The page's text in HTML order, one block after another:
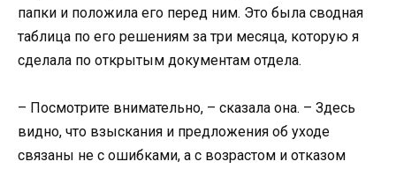
папки и положила его перед ним. Это была сводная
таблица по его решениям за три месяца, которую я
сделала по открытым документам отдела.
– Посмотрите внимательно, – сказала она. – Здесь
видно, что взыскания и предложения об уходе
связаны не с ошибками, а с возрастом и отказом